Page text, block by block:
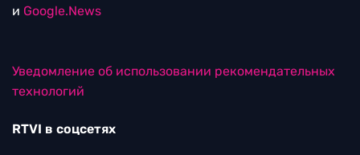
и Google.News
Уведомление об использовании рекомендательных
технологий
RTVI в соцсетях